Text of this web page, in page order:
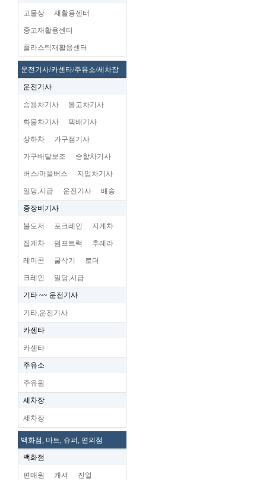
고물상 재활용센터
중고재활용센터
플라스틱재활용센터
운전기사/카센타/주유소/세차장
운전기사
승용차기사 봉고차기사
화물차기사 택배기사
상하차 가구점기사
가구배달보조 승합차기사
버스/마을버스 지입차기사
일당,시급 운전기사 배송
중장비기사
불도저 포크레인 지게차
집게차 덤프트럭 추레라
레미콘 굴삭기 로더
크레인 일당,시급
기타 ~~ 운전기사
기타,운전기사
카센타
카센타
주유소
주유원
세차장
세차장
백화점, 마트, 슈퍼, 편의점
백화점
편매원 캐셔 진열